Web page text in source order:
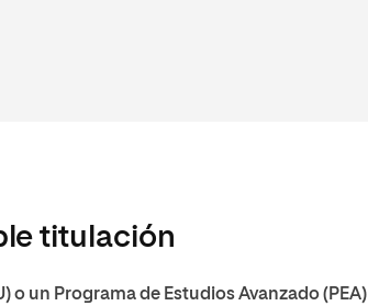
titulación
o un Programa de Estudios Avanzado (PEA)